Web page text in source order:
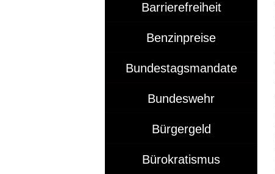
Barrierefreiheit
Benzinpreise
Bundestagsmandate
Bundeswehr
Bürgergeld
Bürokratismus